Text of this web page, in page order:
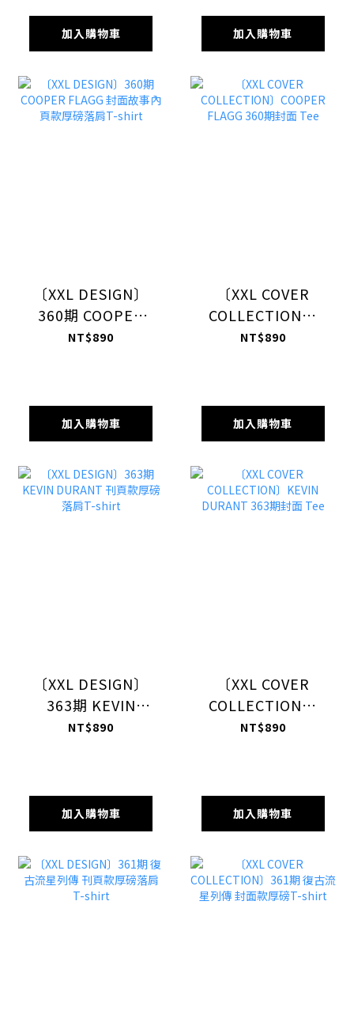
加入購物車 加入購物車
〔XXL DESIGN〕
360期 COOPER
FLAGG 封面故事內
NT$890
加入購物車
〔XXL COVER
COLLECTION〕
COOPER FLAGG
NT$890
加入購物車
〔XXL DESIGN〕
363期 KEVIN
DURANT 刊頁款厚
NT$890
加入購物車
〔XXL COVER
COLLECTION〕
KEVIN DURANT
NT$890
加入購物車